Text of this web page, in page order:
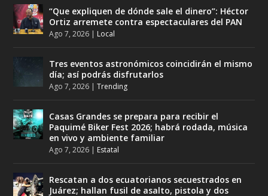
“Que expliquen de dónde sale el dinero”: Héctor
Ortiz arremete contra espectaculares del PAN
Ago 7, 2026 | Local
Tres eventos astronómicos coincidirán el mismo
día; así podrás disfrutarlos
Ago 7, 2026 |Trending
Casas Grandes se prepara para recibir el
Paquimé Biker Fest 2026; habrá rodada, música
en vivo y ambiente familiar
Ago 7, 2026 | Estatal
Rescatan a dos ecuatorianos secuestrados en
Juárez; hallan fusil de asalto, pistola y dos